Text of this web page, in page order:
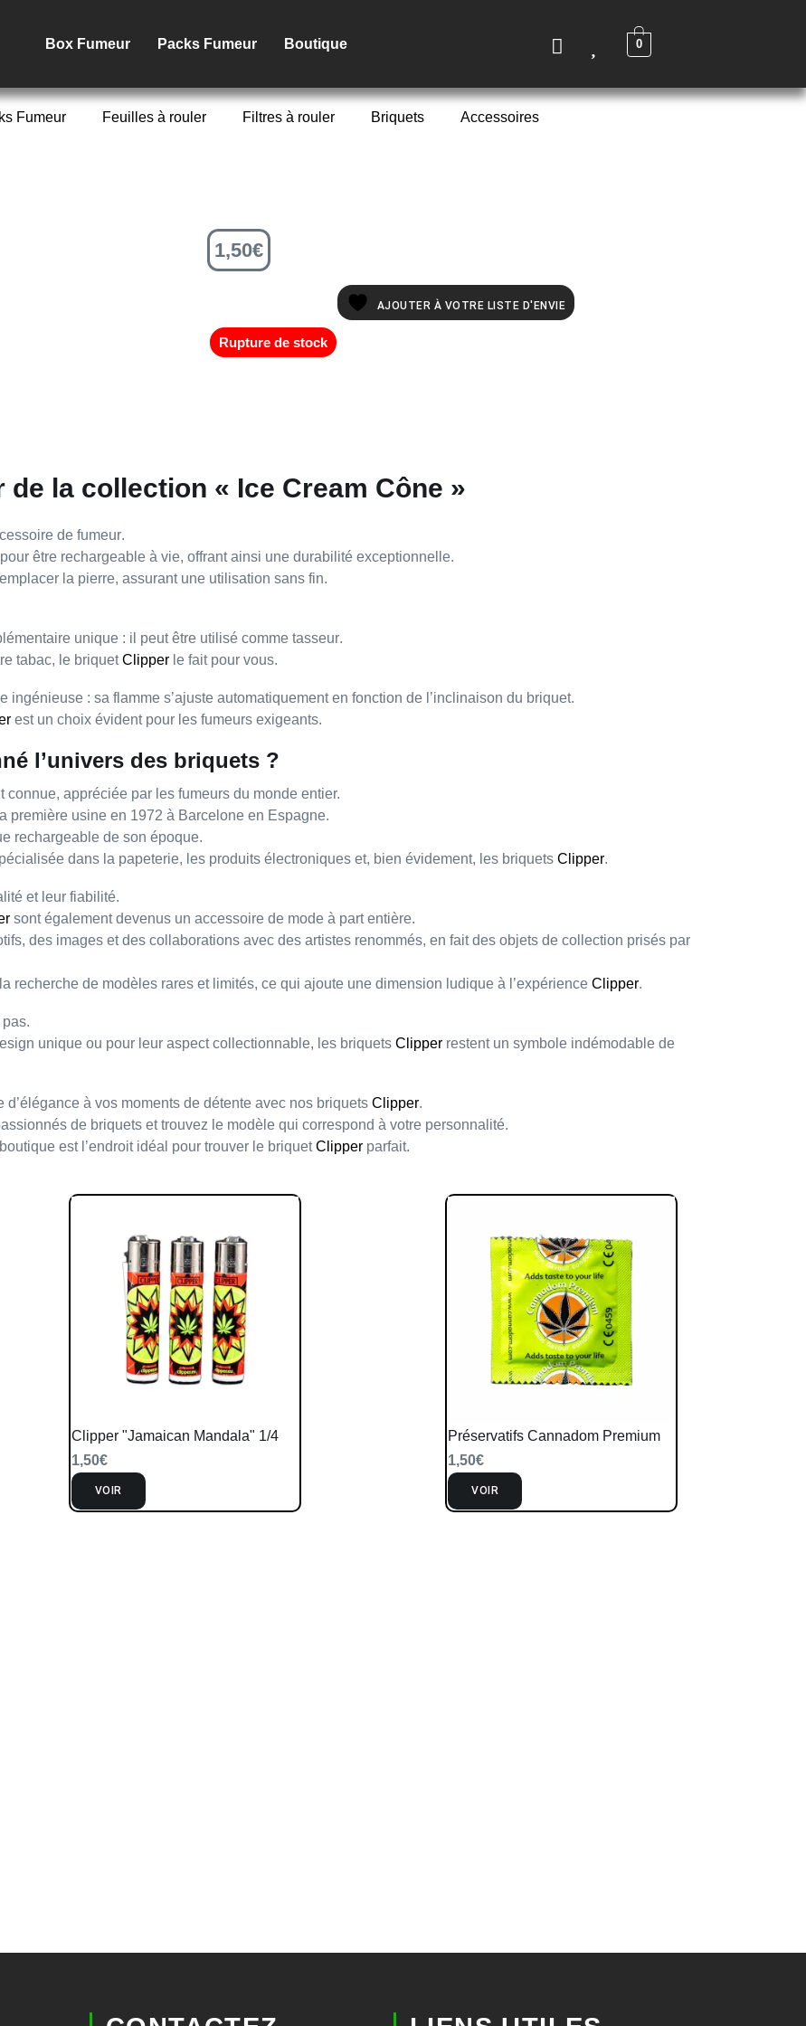
Box Fumeur Packs Fumeur Boutique 0
Fumeur Feuilles à rouler Filtres à rouler Briquets Accessoires
1,50€
AJOUTER À VOTRE LISTE D'ENVIE
Rupture de stock
la collection « Ice Cream Cône »
de fumeur.
être rechargeable à vie, offrant ainsi une durabilité exceptionnelle.
la pierre, assurant une utilisation sans fin.
unique : il peut être utilisé comme tasseur.
tabac, le briquetClipper le fait pour vous.
ingénieuse : sa flamme s’ajuste automatiquement en fonction de l’inclinaison du briquet.
est un choix évident pour les fumeurs exigeants.
l’univers des briquets ?
connue, appréciée par les fumeurs du monde entier.
première usine en 1972 à Barcelone en Espagne.
rechargeable de son époque.
dans la papeterie, les produits électroniques et, bien évidement, les briquets Clipper.
et leur fiabilité.
sont également devenus un accessoire de mode à part entière.
des images et des collaborations avec des artistes renommés, en fait des objets de collection prisés par
recherche de modèles rares et limités, ce qui ajoute une dimension ludique à l’expérience Clipper.
unique ou pour leur aspectcollectionnable, les briquets Clipper restent un symbole indémodable de
d’élégance à vos moments de détente avec nos briquets Clipper.
de briquets et trouvez le modèle qui correspond à votre personnalité.
est l’endroit idéal pour trouver le briquetClipper parfait.
Clipper "Jamaican Mandala" 1/4
1,50€
VOIR
Préservatifs Cannadom Premium
1,50€
VOIR